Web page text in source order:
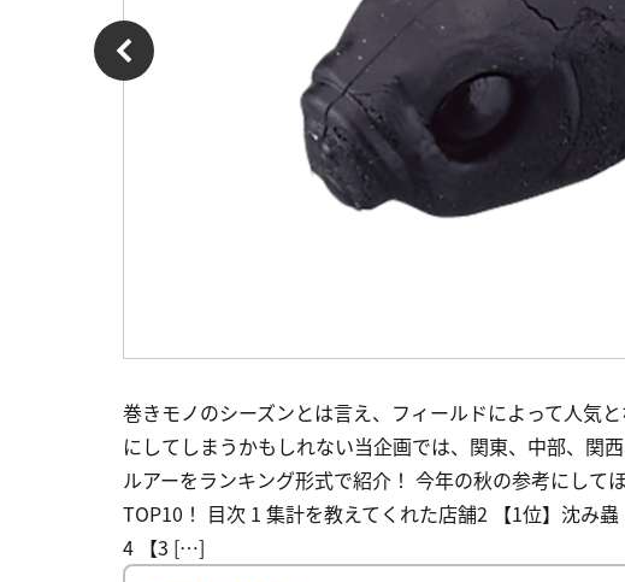
巻きモノのシーズンとは言え、フィールドによって人気
にしてしまうかもしれない当企画では、関東、中部、関
ルアーをランキング形式で紹介！ 今年の秋の参考にし
TOP10！ 目次 1 集計を教えてくれた店舗2 【1位】沈み
4 【3 […]